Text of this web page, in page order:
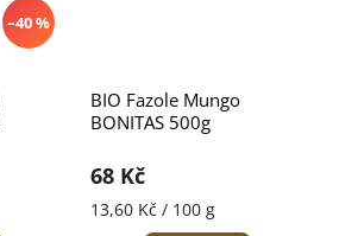
–40 %
BIO Fazole Mungo
BONITAS 500g
68 Kč
13,60 Kč / 100 g